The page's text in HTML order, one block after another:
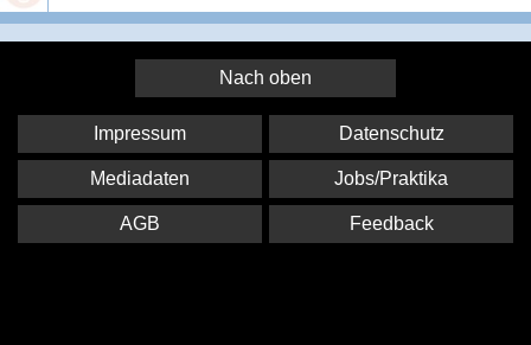
Nach oben
Impressum Datenschutz
Mediadaten Jobs/Praktika
AGB Feedback